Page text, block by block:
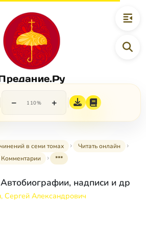
− 110% +
в семи томах
Читать онлайн
Комментарии
***
надписи и др
Сергей Александрович